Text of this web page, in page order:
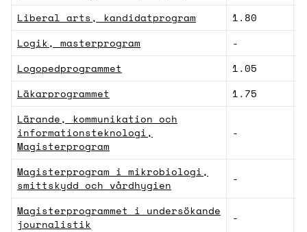
Liberal arts, kandidatprogram 1.80
Logik, masterprogram
-
Logopedprogrammet
1.05
Läkarprogrammet
1.75
Lärande, kommunikation och
informationsteknologi,
Magisterprogram
-
Magisterprogram i mikrobiologi,
smittskydd och vårdhygien
-
Magisterprogrammet i undersökande
journalistik
-